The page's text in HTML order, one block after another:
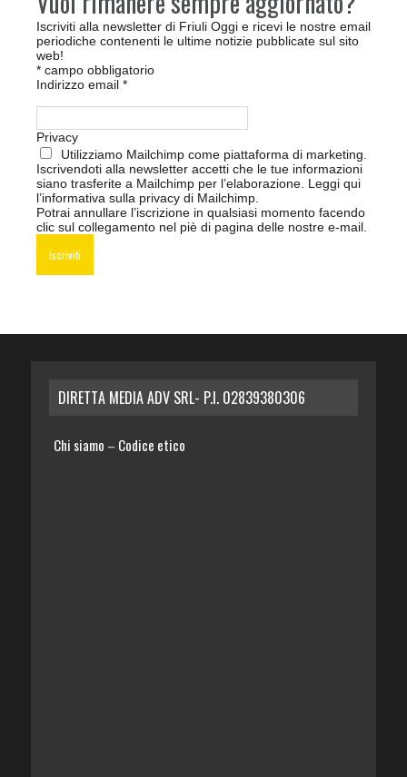
Iscriviti alla newsletter di Friuli Oggi e ricevi le nostre email
periodiche contenenti le ultime notizie pubblicate sul sito
web!
* campo obbligatorio
Indirizzo email *
Privacy
Utilizziamo Mailchimp come piattaforma di marketing.
Iscrivendoti alla newsletter accetti che le tue informazioni
siano trasferite a Mailchimp per l’elaborazione. Leggi qui
l’informativa sulla privacy di Mailchimp
Potrai annullare l’iscrizione in qualsiasi momento facendo
clic sul collegamento nel piè di pagina delle nostre e-mail.
DIRETTA MEDIA ADV SRL- P.I. 02839380306
Chi siamo – Codice etico